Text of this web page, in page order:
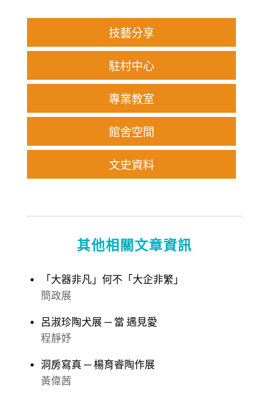
技藝分享
駐村中心
專業教室
館舍空間
文史資料
其他相關文章資訊
「大器非凡」何不「大企非繁」
簡政展
呂淑珍陶犬展 ─ 當 遇見愛
程靜妤
洞房寫真 ─ 楊育睿陶作展
黃偉茜